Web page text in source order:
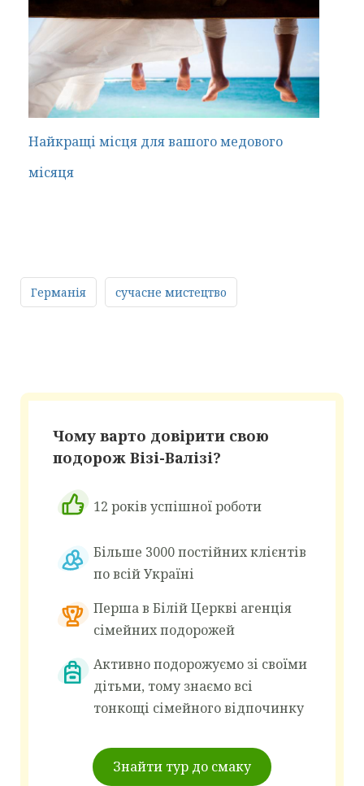
Найкращі місця для вашого медового
місяця
Германія сучасне мистецтво
Чому варто довірити свою
подорож Візі-Валізі?
12 років успішної роботи
Більше 3000 постійних клієнтів
по всій Україні
Перша в Білій Церкві агенція
сімейних подорожей
Активно подорожуємо зі своїми
дітьми, тому знаємо всі
тонкощі сімейного відпочинку
Знайти тур до смаку